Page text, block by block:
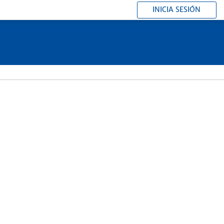
INICIA SESIÓN